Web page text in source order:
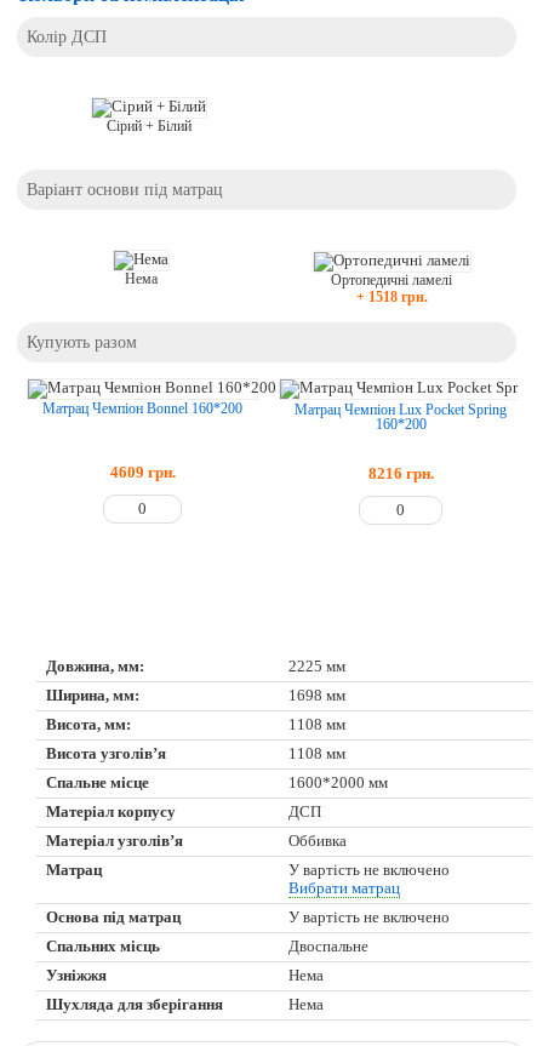
Колір ДСП
Сірий + Білий
Варіант основи під матрац
Нема
Ортопедичні ламелі
+ 1518 грн.
Купують разом
Матрац Чемпіон Bonnel 160*200
4609 грн.
Матрац Чемпіон Lux Pocket Spring
160*200
8216 грн.
Довжина, мм:
2225 мм
Ширина, мм:
1698 мм
Висота, мм:
1108 мм
Висота узголів’я
1108 мм
Спальне місце
1600*2000 мм
Матеріал корпусу
ДСП
Матеріал узголів’я
Оббивка
Матрац
У вартість не включено
Вибрати матрац
Основа під матрац
У вартість не включено
Спальних місць
Двоспальне
Узніжжя
Нема
Шухляда для зберігання
Нема